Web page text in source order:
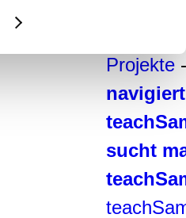
Projekte
sucht